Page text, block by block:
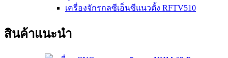
เครื่องจักรกลซีเอ็นซีแนวตั้ง RFTV510
สินค้าแนะนำ